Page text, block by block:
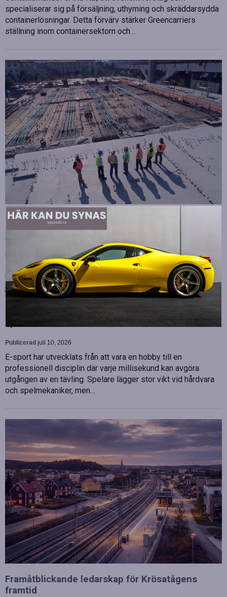
specialiserar sig på försäljning, uthyrning och skräddarsydda
containerlösningar. Detta förvärv stärker Greencarriers
ställning inom containersektorn och…
Strategiska tillskott till OHLA Sveriges ledning
OHLA Sverige stärker sin ledningsgrupp genom att anställa
Malin Bergman som HR-chef och María Vazquez som
biträdande ekonomichef. Båda började sina nya tjänster den 1
juni 2026 och kommer att…
Betydelsen av snabb internetanslutning för e-
Publicerad juli 10, 2026
E-sport har utvecklats från att vara en hobby till en
professionell disciplin där varje millisekund kan avgöra
utgången av en tävling. Spelare lägger stor vikt vid hårdvara
och spelmekaniker, men…
Framåtblickande ledarskap för Krösatågens
framtid